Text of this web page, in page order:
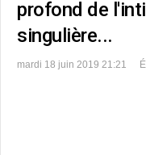
profond de
singulière...
mardi 18 juin 2019 21:21